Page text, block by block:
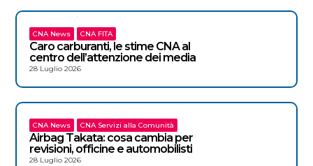
CNA News CNA FITA
Caro carburanti, le stime CNA al
centro dell’attenzione dei media
28 Luglio 2026
CNA News CNA Servizi alla Comunità
Airbag Takata: cosa cambia per
revisioni, officine e automobilisti
28 Luglio 2026